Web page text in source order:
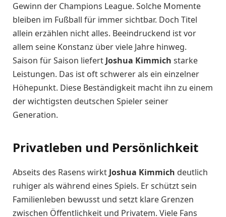
Gewinn der Champions League. Solche Momente
bleiben im Fußball für immer sichtbar. Doch Titel
allein erzählen nicht alles. Beeindruckend ist vor
allem seine Konstanz über viele Jahre hinweg.
Saison für Saison liefert Joshua Kimmich starke
Leistungen. Das ist oft schwerer als ein einzelner
Höhepunkt. Diese Beständigkeit macht ihn zu einem
der wichtigsten deutschen Spieler seiner
Generation.
Privatleben und Persönlichkeit
Abseits des Rasens wirkt Joshua Kimmich deutlich
ruhiger als während eines Spiels. Er schützt sein
Familienleben bewusst und setzt klare Grenzen
zwischen Öffentlichkeit und Privatem. Viele Fans